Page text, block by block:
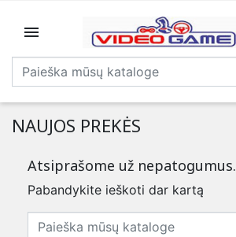

NAUJOS PREKĖS
Atsiprašome už nepatogumus.
Pabandykite ieškoti dar kartą